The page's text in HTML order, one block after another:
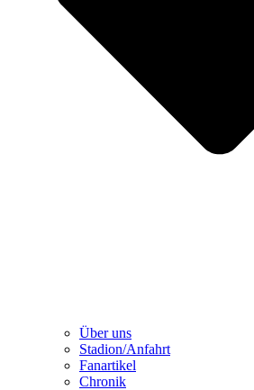
Über uns
Stadion/Anfahrt
Fanartikel
Chronik